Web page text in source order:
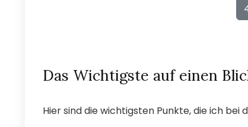
Das Wichtigste auf einen
Hier sind die wichtigsten Punkte, die ich